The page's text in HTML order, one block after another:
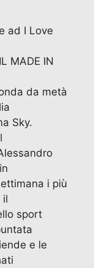
ad I Love
MADE IN
da metà
Sky.
i più
il
sport
e le